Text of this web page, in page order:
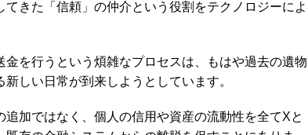
きた「信頼」の仲介という役割をテクノロジーによ
を行うという煩雑なプロセスは、もはや過去の遺物
しい日常が到来しようとしています。
加ではなく、個人の信用や資産の流動性を全てXと